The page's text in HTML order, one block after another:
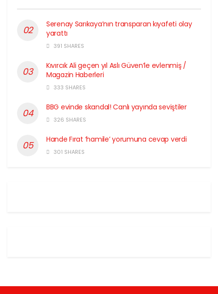
Serenay Sarıkaya’nın transparan kıyafeti olay
yarattı
391 SHARES
Kıvırcık Ali geçen yıl Aslı Güven’le evlenmiş /
Magazin Haberleri
333 SHARES
BBG evinde skandal! Canlı yayında seviştiler
326 SHARES
Hande Fırat ‘hamile’ yorumuna cevap verdi
301 SHARES